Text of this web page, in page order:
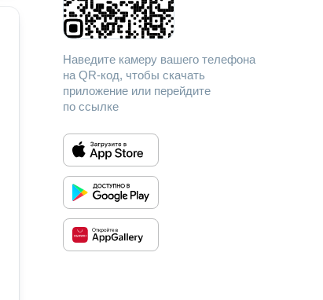
Наведите камеру вашего телефона
на QR-код, чтобы скачать
приложение или перейдите
по ссылке